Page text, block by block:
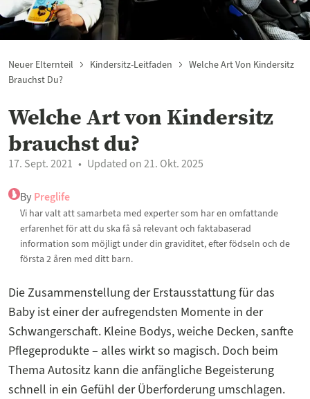
Neuer Elternteil Kindersitz-Leitfaden
Welche Art Von Kindersitz
Brauchst Du?
Welche Art von Kindersitz
brauchst du?
17. Sept. 2021 Updated on 21. Okt. 2025
By Preglife
Vi har valt att samarbeta med experter som har en omfattande
erfarenhet för att du ska få så relevant och faktabaserad
information som möjligt under din graviditet, efter födseln och de
första 2 åren med ditt barn.
Die Zusammenstellung der Erstausstattung für das
Baby ist einer der aufregendsten Momente in der
Schwangerschaft. Kleine Bodys, weiche Decken, sanfte
Pflegeprodukte – alles wirkt so magisch. Doch beim
Thema Autositz kann die anfängliche Begeisterung
schnell in ein Gefühl der Überforderung umschlagen.